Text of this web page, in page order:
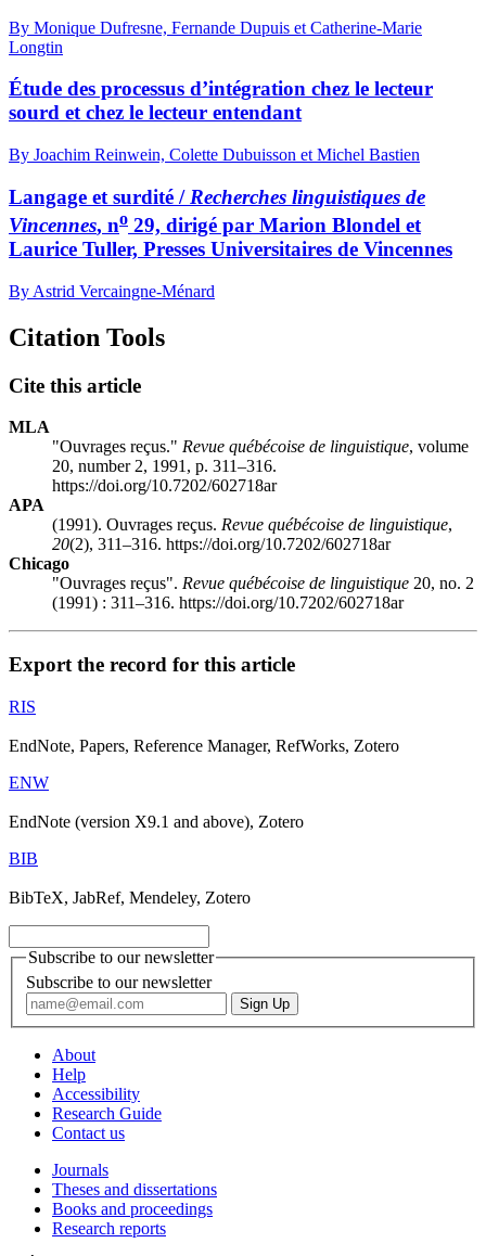
By Monique Dufresne, Fernande Dupuis et Catherine-Marie
Longtin
Étude des processus d’intégration chez le lecteur
sourd et chez le lecteur entendant
By Joachim Reinwein, Colette Dubuisson et Michel Bastien
Langage et surdité / Recherches linguistiques de
Vincennes, no 29, dirigé par Marion Blondel et
Laurice Tuller, Presses Universitaires de Vincennes
By Astrid Vercaingne-Ménard
Citation Tools
Cite this article
MLA
"Ouvrages reçus." Revue québécoise de linguistique, volume
20, number 2, 1991, p. 311–316.
https://doi.org/10.7202/602718ar
APA
(1991). Ouvrages reçus. Revue québécoise de linguistique,
20(2), 311–316. https://doi.org/10.7202/602718ar
Chicago
"Ouvrages reçus". Revue québécoise de linguistique 20, no. 2
(1991) : 311–316. https://doi.org/10.7202/602718ar
Export the record for this article
RIS
EndNote, Papers, Reference Manager, RefWorks, Zotero
ENW
EndNote (version X9.1 and above), Zotero
BIB
BibTeX, JabRef, Mendeley, Zotero
Subscribe to our newsletter
Subscribe to our newsletter
About
Help
Accessibility
Research Guide
Contact us
Journals
Theses and dissertations
Books and proceedings
Research reports